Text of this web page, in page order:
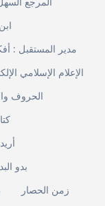
مدير المستقبل :
الإعلام الإسلامي
الحروف
بدو
زمن الحصار